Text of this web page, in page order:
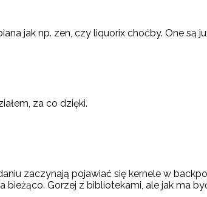
jak np. zen, czy liquorix choćby. One są
za co dzięki.
zaczynają pojawiać się kernele w
bieżąco. Gorzej z bibliotekami, ale jak ma